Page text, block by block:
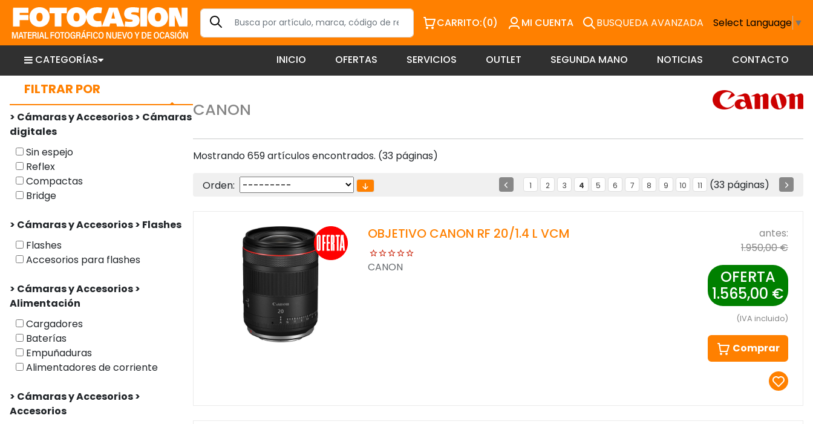
CARRITO:(0) MI CUENTA BUSQUEDA AVANZADA Select Language ▼
CATEGORÍAS INICIO OFERTAS SERVICIOS OUTLET SEGUNDA MANO NOTICIAS CONTACTO
FILTRAR POR
> Cámaras y Accesorios > Cámaras
digitales
Sin espejo
Reflex
Compactas
Bridge
> Cámaras y Accesorios > Flashes
Flashes
Accesorios para flashes
> Cámaras y Accesorios >
Alimentación
Cargadores
Baterías
Empuñaduras
Alimentadores de corriente
> Cámaras y Accesorios >
Accesorios
CANON
Mostrando 659 artículos encontrados. (33 páginas)
Orden: 1 2 3 4 5 6 7 8 9 10 11 (33 páginas)
OBJETIVO CANON RF 20/1.4 L VCM
CANON
antes:
1.950,00 €
OFERTA
1.565,00 €
(IVA incluido)
Comprar